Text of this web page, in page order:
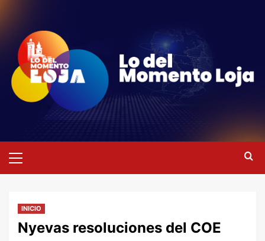
contenido
primario
INICIO
Nyevas resoluciones del COE